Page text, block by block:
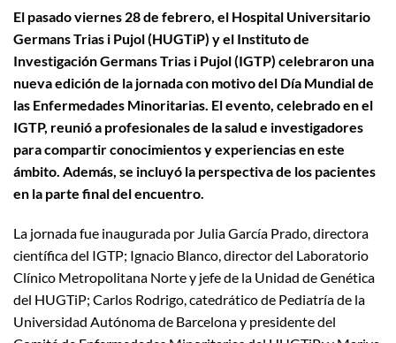
El pasado viernes 28 de febrero, el Hospital Universitario
Germans Trias i Pujol (HUGTiP) y el Instituto de
Investigación Germans Trias i Pujol (IGTP) celebraron una
nueva edición de la jornada con motivo del Día Mundial de
las Enfermedades Minoritarias. El evento, celebrado en el
IGTP, reunió a profesionales de la salud e investigadores
para compartir conocimientos y experiencias en este
ámbito. Además, se incluyó la perspectiva de los pacientes
en la parte final del encuentro.
La jornada fue inaugurada por Julia García Prado, directora
científica del IGTP; Ignacio Blanco, director del Laboratorio
Clínico Metropolitana Norte y jefe de la Unidad de Genética
del HUGTiP; Carlos Rodrigo, catedrático de Pediatría de la
Universidad Autónoma de Barcelona y presidente del